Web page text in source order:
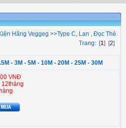
Hãng Veggeg >>Type C, Lan , Đọc Thẻ
Trang: [1] [2]
- 3M - 5M - 10M - 20M - 25M - 30M
VNĐ
12tháng